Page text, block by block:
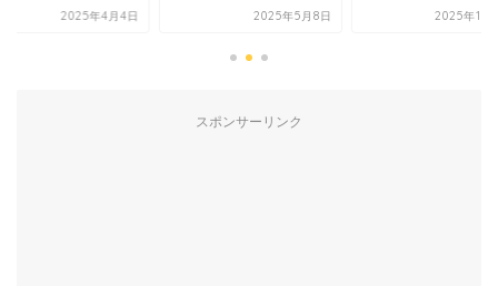
2025年5月8日 2025年11月21日
スポンサーリンク